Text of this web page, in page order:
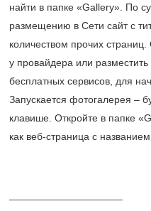
найти в папке «Gallery». По
размещению в Сети сайт с
количеством прочих страниц.
у провайдера или
бесплатных сервисов, для
Запускается фотогалерея –
клавише. Откройте в папке
как веб-страница с